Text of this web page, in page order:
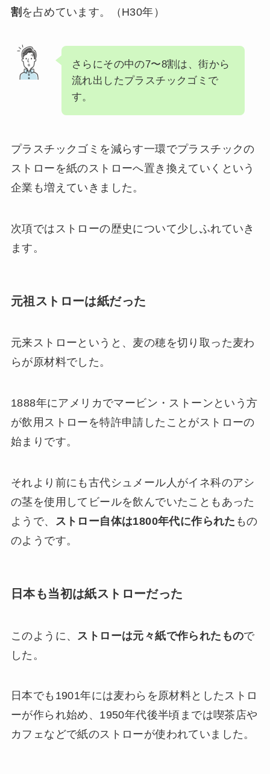
割 を占めています。（H30年）
さらにその中の7〜8割は、街から
流れ出したプラスチックゴミで
す。
プラスチックゴミを減らす一環でプラスチックの
ストローを紙のストローへ置き換えていくという
企業も増えていきました。
次項ではストローの歴史について少しふれていき
ます。
元祖ストローは紙だった
元来ストローというと、麦の穂を切り取った麦わ
らが原材料でした。
1888年にアメリカでマービン・ストーンという方
が飲用ストローを特許申請したことがストローの
始まりです。
それより前にも古代シュメール人がイネ科のアシ
の茎を使用してビールを飲んでいたこともあった
ようで、 ストロー自体は1800年代に作られた もの
のようです。
日本も当初は紙ストローだった
このように、 ストローは元々紙で作られたもので
した。
日本でも1901年には麦わらを原材料としたストロ
ーが作られ始め、1950年代後半頃までは喫茶店や
カフェなどで紙のストローが使われていました。